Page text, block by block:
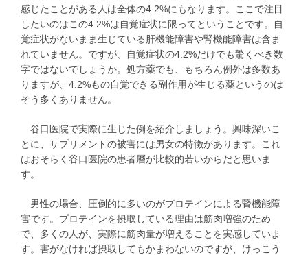
感じたことがある人は全体の4.2%にもなります。ここで注目
したいのはこの4.2%は自覚症状に限ってということです。自
覚症状がないまま生じている肝機能障害や腎機能障害は含ま
れていません。ですが、自覚症状の4.2%だけでも驚くべき数
字ではないでしょうか。処方薬でも、もちろん例外は多数あ
りますが、4.2%もの自覚できる副作用が生じる薬というのは
そう多くありません。
谷口医院で実際に生じた例を紹介しましょう。興味深いこ
とに、サプリメントの被害には男女の特徴があります。これ
はおそらく谷口医院の患者層が比較的若いからだと思いま
す。
男性の場合、圧倒的に多いのがプロテインによる腎機能障
害です。プロテインを摂取している理由は筋肉増強のため
で、多くの人が、実際に筋肉量が増えることを実感していま
す。害がなければ摂取してもかまわないのですが、けっこう